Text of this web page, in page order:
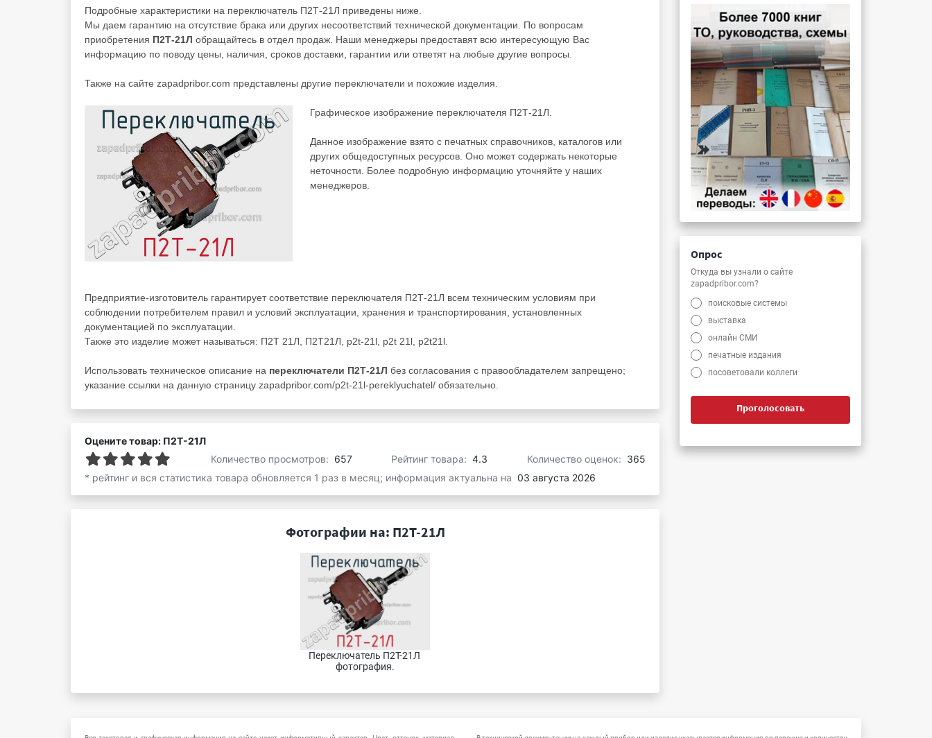
Подробные характеристики на переключатель П2Т-21Л приведены ниже.
Мы даем гарантию на отсутствие брака или других несоответствий технической документации. По вопросам
приобретения П2Т-21Л обращайтесь в отдел продаж. Наши менеджеры предоставят всю интересующую Вас
информацию по поводу цены, наличия, сроков доставки, гарантии или ответят на любые другие вопросы.
Также на сайте zapadpribor.com представлены другие переключатели и похожие изделия.
Графическое изображение переключателя П2Т-21Л.
Данное изображение взято с печатных справочников, каталогов или
других общедоступных ресурсов. Оно может содержать некоторые
неточности. Более подробную информацию уточняйте у наших
менеджеров.
Предприятие-изготовитель гарантирует соответствие переключателя П2Т-21Л всем техническим условиям при
соблюдении потребителем правил и условий эксплуатации, хранения и транспортирования, установленных
документацией по эксплуатации.
Также это изделие может называться: П2Т 21Л, П2Т21Л, p2t-21l, p2t 21l, p2t21l.
Использовать техническое описание на переключатели П2Т-21Л без согласования с правообладателем запрещено;
указание ссылки на данную страницу zapadpribor.com/p2t-21l-pereklyuchatel/ обязательно.
Оцените товар: П2Т-21Л
Количество просмотров: 657 Рейтинг товара: 4.3 Количество оценок: 365
* рейтинг и вся статистика товара обновляется 1 раз в месяц; информация актуальна на 03 августа 2026
Фотографии на: П2Т-21Л
Переключатель П2Т-21Л
фотография.
Опрос
Откуда вы узнали о сайте
zapadpribor.com?
поисковые системы
выставка
онлайн СМИ
печатные издания
посоветовали коллеги
Проголосовать